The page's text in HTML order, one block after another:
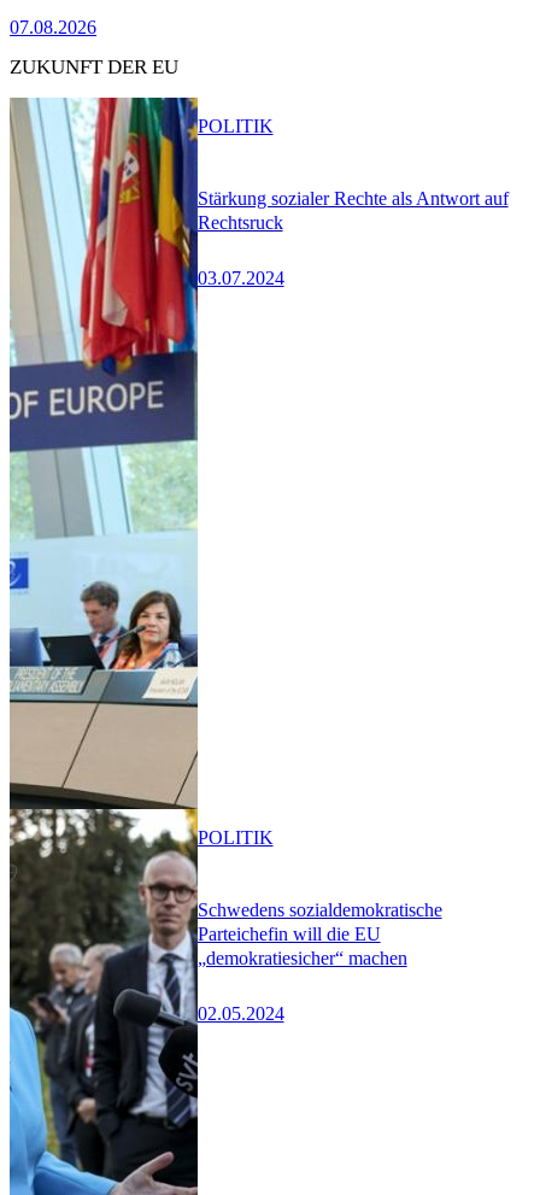
07.08.2026
ZUKUNFT DER EU
Stärkung sozialer Rechte als Antwort auf
Rechtsruck
03.07.2024
POLITIK
Schwedens sozialdemokratische
Parteichefin will die EU
„demokratiesicher“ machen
02.05.2024
POLITIK